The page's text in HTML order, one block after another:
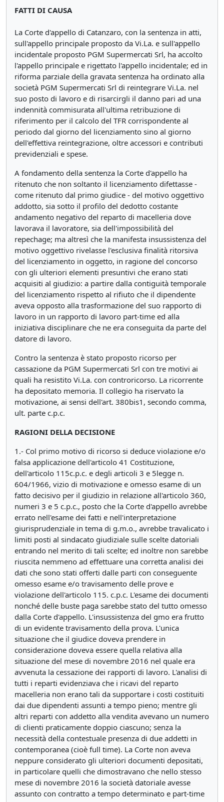
FATTI DI CAUSA
La Corte d'appello di Catanzaro, con la sentenza in atti,
sull'appello principale proposto da Vi.La. e sull'appello
incidentale proposto PGM Supermercati Srl, ha accolto
l'appello principale e rigettato l'appello incidentale; ed in
riforma parziale della gravata sentenza ha ordinato alla
società PGM Supermercati Srl di reintegrare Vi.La. nel
suo posto di lavoro e di risarcirgli il danno pari ad una
indennità commisurata all'ultima retribuzione di
riferimento per il calcolo del TFR corrispondente al
periodo dal giorno del licenziamento sino al giorno
dell'effettiva reintegrazione, oltre accessori e contributi
previdenziali e spese.
A fondamento della sentenza la Corte d'appello ha
ritenuto che non soltanto il licenziamento difettasse -
come ritenuto dal primo giudice - del motivo oggettivo
addotto, sia sotto il profilo del dedotto costante
andamento negativo del reparto di macelleria dove
lavorava il lavoratore, sia dell'impossibilità del
repechage; ma altresì che la manifesta insussistenza del
motivo oggettivo rivelasse l'esclusiva finalità ritorsiva
del licenziamento in oggetto, in ragione del concorso
con gli ulteriori elementi presuntivi che erano stati
acquisiti al giudizio: a partire dalla contiguità temporale
del licenziamento rispetto al rifiuto che il dipendente
aveva opposto alla trasformazione del suo rapporto di
lavoro in un rapporto di lavoro part-time ed alla
iniziativa disciplinare che ne era conseguita da parte del
datore di lavoro.
Contro la sentenza è stato proposto ricorso per
cassazione da PGM Supermercati Srl con tre motivi ai
quali ha resistito Vi.La. con controricorso. La ricorrente
ha depositato memoria. Il collegio ha riservato la
motivazione, ai sensi dell'art. 380bis1, secondo comma,
ult. parte c.p.c.
RAGIONI DELLA DECISIONE
1.- Col primo motivo di ricorso si deduce violazione e/o
falsa applicazione dell'articolo 41 Costituzione,
dell'articolo 115c.p.c. e degli articoli 3 e 5legge n.
604/1966, vizio di motivazione e omesso esame di un
fatto decisivo per il giudizio in relazione all'articolo 360,
numeri 3 e 5 c.p.c., posto che la Corte d'appello avrebbe
errato nell'esame dei fatti e nell'interpretazione
giurisprudenziale in tema di g.m.o., avrebbe travalicato i
limiti posti al sindacato giudiziale sulle scelte datoriali
entrando nel merito di tali scelte; ed inoltre non sarebbe
riuscita nemmeno ad effettuare una corretta analisi dei
dati che sono stati offerti dalle parti con conseguente
omesso esame e/o travisamento delle prove e
violazione dell'articolo 115. c.p.c. L'esame dei documenti
nonché delle buste paga sarebbe stato del tutto omesso
dalla Corte d'appello. L'insussistenza del gmo era frutto
di un evidente travisamento della prova. L'unica
situazione che il giudice doveva prendere in
considerazione doveva essere quella relativa alla
situazione del mese di novembre 2016 nel quale era
avvenuta la cessazione dei rapporti di lavoro. L'analisi di
tutti i reparti evidenziava che i ricavi del reparto
macelleria non erano tali da supportare i costi costituiti
dai due dipendenti assunti a tempo pieno; mentre gli
altri reparti con addetto alla vendita avevano un numero
di clienti praticamente doppio ciascuno; senza la
necessità della contestuale presenza di due addetti in
contemporanea (cioè full time). La Corte non aveva
neppure considerato gli ulteriori documenti depositati,
in particolare quelli che dimostravano che nello stesso
mese di novembre 2016 la società datoriale avesse
assunto con contratto a tempo determinato e part-time